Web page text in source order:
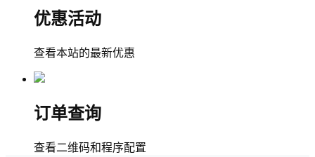
优惠活动
查看本站的最新优惠
订单查询
查看二维码和程序配置